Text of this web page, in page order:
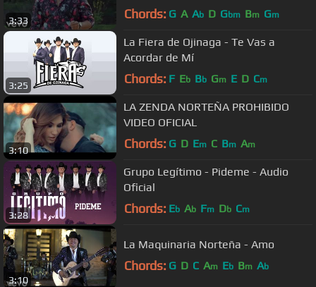
3:33 Chords: G A Ab D Gbm Bm Gm
3:25
La Fiera de Ojinaga - Te Vas a
Acordar de Mí
Chords: F Eb Bb Gm E D Cm
3:10
LA ZENDA NORTEÑA PROHIBIDO
VIDEO OFICIAL
Chords: G D Em C Bm Am
3:28
Grupo Legítimo - Pideme - Audio
Oficial
Chords: Eb Ab Fm Db Cm
3:10
La Maquinaria Norteña - Amo
Chords: G D C Am Eb Bm Ab